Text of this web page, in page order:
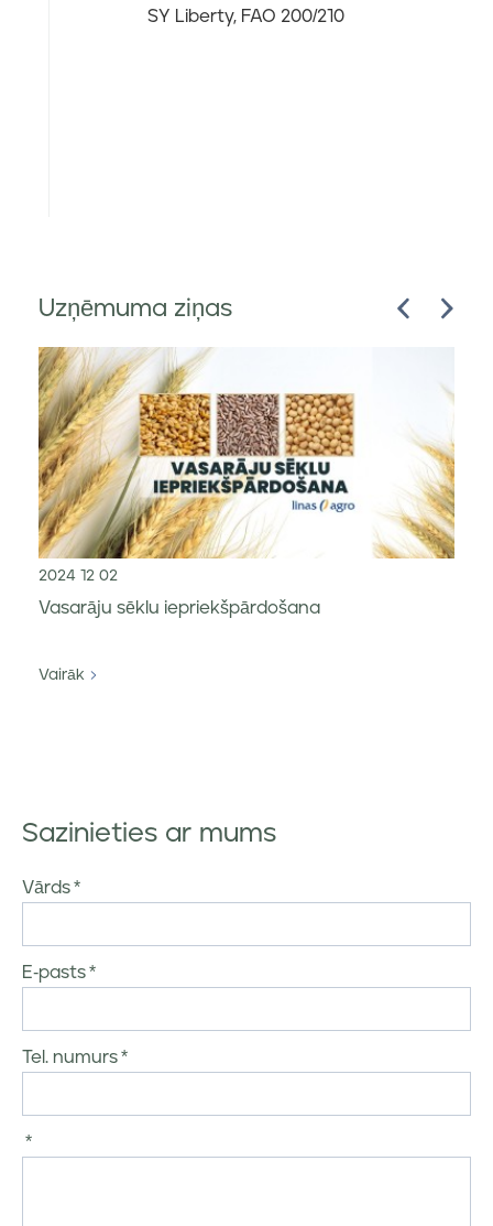
SY Liberty, FAO 200/210
Uzņēmuma ziņas
2024 12 02
Vasarāju sēklu iepriekšpārdošana
Vairāk
Sazinieties ar mums
Vārds
E-pasts
Tel. numurs